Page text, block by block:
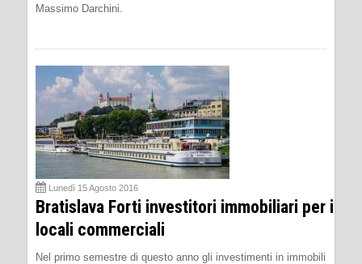
Massimo Darchini.
Lunedì 15 Agosto 2016
Bratislava Forti investitori immobiliari per i
locali commerciali
Nel primo semestre di questo anno gli investimenti in immobili